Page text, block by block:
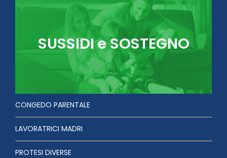
SUSSIDI e SOSTEGNO
CONGEDO PARENTALE
LAVORATRICI MADRI
PROTESI DIVERSE